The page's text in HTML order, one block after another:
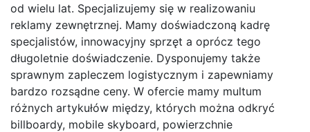
od wielu lat. Specjalizujemy się w realizowaniu
reklamy zewnętrznej. Mamy doświadczoną kadrę
specjalistów, innowacyjny sprzęt a oprócz tego
długoletnie doświadczenie. Dysponujemy także
sprawnym zapleczem logistycznym i zapewniamy
bardzo rozsądne ceny. W ofercie mamy multum
różnych artykułów między, których można odkryć
billboardy, mobile skyboard, powierzchnie